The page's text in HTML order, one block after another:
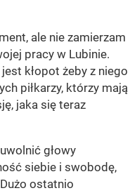
ale nie zamierzam
pracy w Lubinie.
kłopot żeby z niego
piłkarzy, którzy mają
jaka się teraz
głowy
siebie i swobodę,
ostatnio